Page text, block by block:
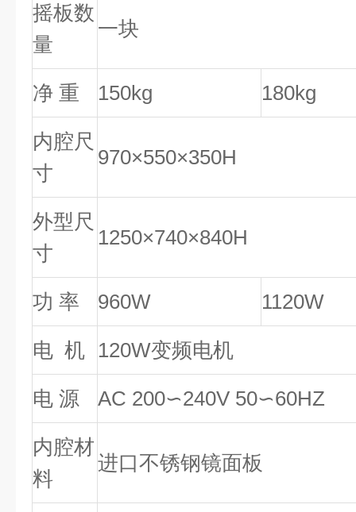
摇板数
量
一块
净 重 150kg 180kg
内腔尺
寸
970×550×350H
外型尺
寸
1250×740×840H
功 率 960W 1120W
电 机 120W变频电机
电 源 AC 200∽240V 50∽60HZ
内腔材
料
进口不锈钢镜面板